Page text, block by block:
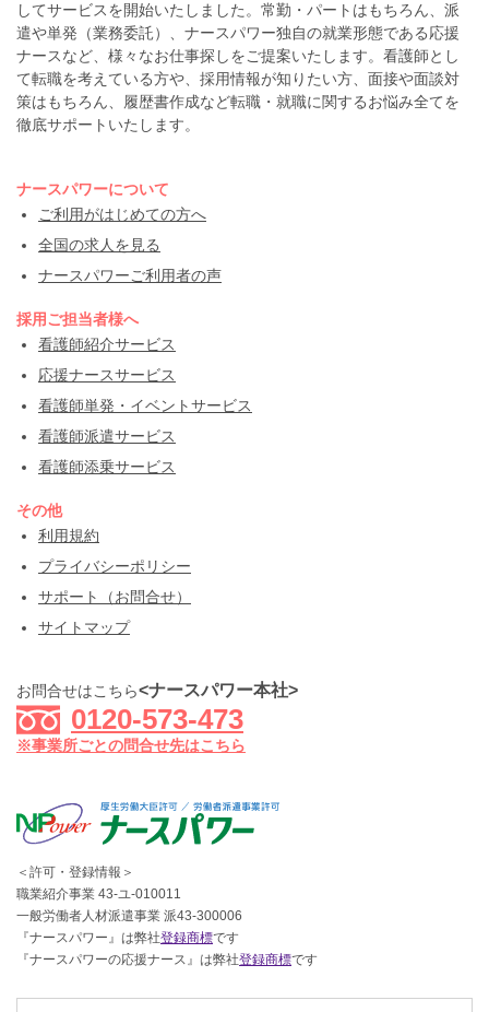
してサービスを開始いたしました。常勤・パートはもちろん、派
遣や単発（業務委託）、ナースパワー独自の就業形態である応援
ナースなど、様々なお仕事探しをご提案いたします。看護師とし
て転職を考えている方や、採用情報が知りたい方、面接や面談対
策はもちろん、履歴書作成など転職・就職に関するお悩み全てを
徹底サポートいたします。
ナースパワーについて
ご利用がはじめての方へ
全国の求人を見る
ナースパワーご利用者の声
採用ご担当者様へ
看護師紹介サービス
応援ナースサービス
看護師単発・イベントサービス
看護師派遣サービス
看護師添乗サービス
その他
利用規約
プライバシーポリシー
サポート（お問合せ）
サイトマップ
お問合せはこちら<ナースパワー本社>
0120-573-473
※事業所ごとの問合せ先はこちら
＜許可・登録情報＞
職業紹介事業 43-ユ-010011
一般労働者人材派遣事業 派43-300006
『ナースパワー』は弊社登録商標です
『ナースパワーの応援ナース』は弊社登録商標です